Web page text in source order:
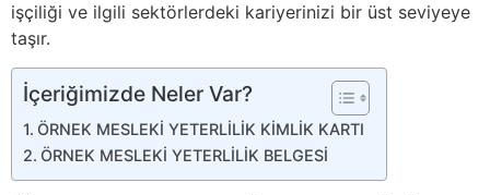
işçiliği ve ilgili sektörlerdeki kariyerinizi bir üst seviyeye
taşır.
İçeriğimizde Neler Var?
ÖRNEK MESLEKİ YETERLİLİK KİMLİK KARTI
ÖRNEK MESLEKİ YETERLİLİK BELGESİ